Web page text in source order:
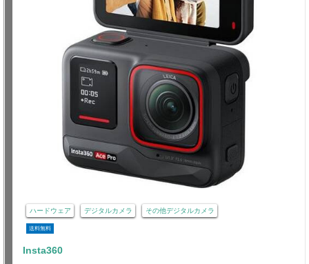
ハードウェア デジタルカメラ その他デジタルカメラ
送料無料
Insta360